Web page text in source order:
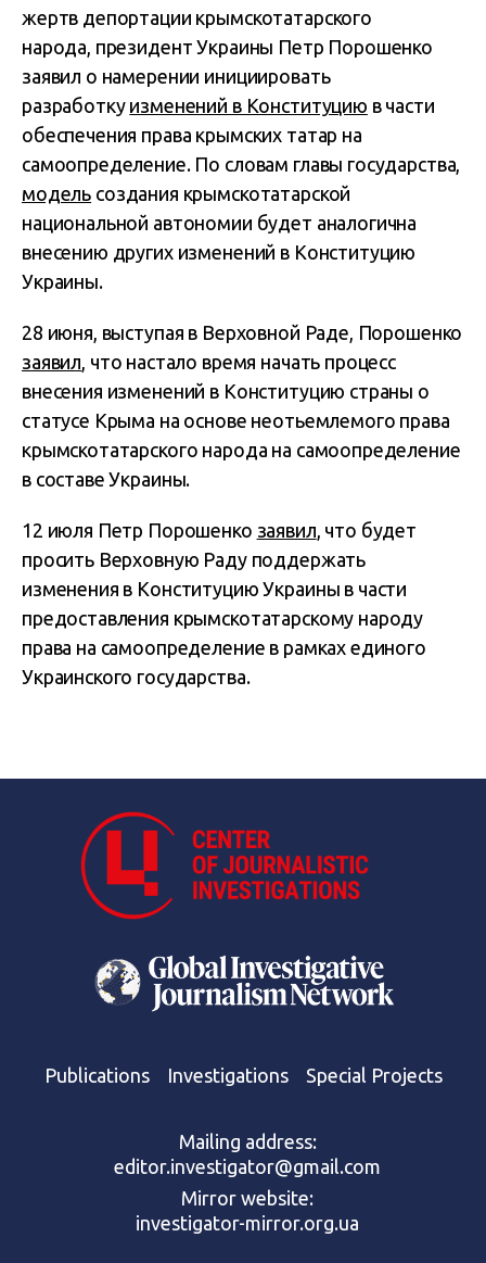
жертв депортации крымскотатарского
народа, президент Украины Петр Порошенко
заявил о намерении инициировать
разработку изменений в Конституцию в части
обеспечения права крымских татар на
самоопределение. По словам главы государства,
модель создания крымскотатарской
национальной автономии будет аналогична
внесению других изменений в Конституцию
Украины.
28 июня, выступая в Верховной Раде, Порошенко
заявил, что настало время начать процесс
внесения изменений в Конституцию страны о
статусе Крыма на основе неотьемлемого права
крымскотатарского народа на самоопределение
в составе Украины.
12 июля Петр Порошенко заявил, что будет
просить Верховную Раду поддержать
изменения в Конституцию Украины в части
предоставления крымскотатарскому народу
права на самоопределение в рамках единого
Украинского государства.
Publications Investigations Special Projects
Mailing address:
editor.investigator@gmail.com
Mirror website:
investigator-mirror.org.ua